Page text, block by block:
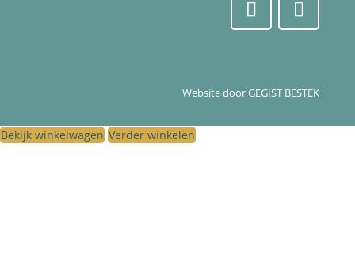
Website doorGEGIST BESTEK
Bekijk winkelwagen Verder winkelen